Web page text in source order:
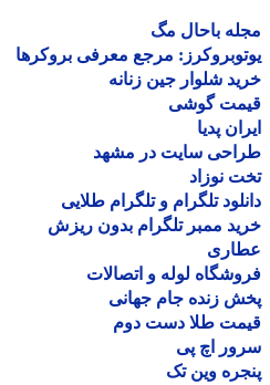
باحال مگ
مرجع معرفی بروکرها
شلوار جین زنانه
گوشی
پدیا
سایت در مشهد
نوزاد
تلگرام و تلگرام طلایی
ممبر تلگرام بدون ریزش
لوله و اتصالات
زنده جام جهانی
طلا دست دوم
اچ پی
وین تک